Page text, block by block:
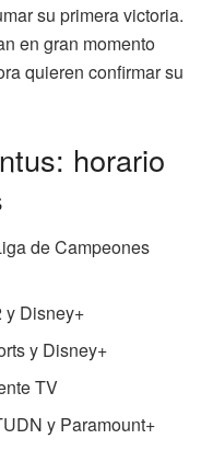
su primera victoria.
en gran momento
quieren confirmar su
horario
de Campeones
y Disney+
y Disney+
TV
y Paramount+